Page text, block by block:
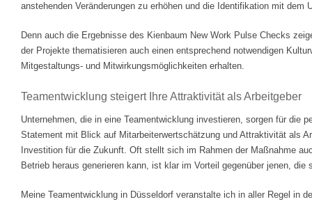
anstehenden Veränderungen zu erhöhen und die Identifikation mit dem
Denn auch die Ergebnisse des Kienbaum New Work Pulse Checks
der Projekte thematisieren auch einen entsprechend notwendigen
Mitgestaltungs- und Mitwirkungsmöglichkeiten erhalten.
Teamentwicklung steigert Ihre Attraktivität als Arbeitgeber
Unternehmen, die in eine Teamentwicklung investieren, sorgen für die
Statement mit Blick auf Mitarbeiterwertschätzung und Attraktivität als
Investition für die Zukunft. Oft stellt sich im Rahmen der Maßnahme
Betrieb heraus generieren kann, ist klar im Vorteil gegenüber jenen,
Meine Teamentwicklung in Düsseldorf veranstalte ich in aller Regel in